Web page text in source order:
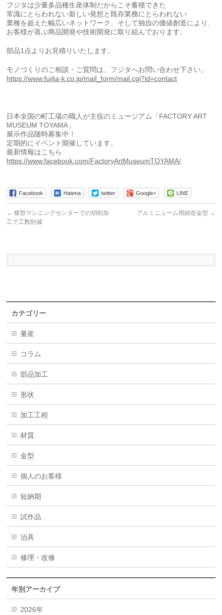
フジタは少量多品種生産体制だからこそ蓄積できた
常識にとらわれない新しい発想と既存業務にとらわれない
業種を超えた幅広いネットワーク、そして独自の価値創造により、
お客様が喜ぶ商品開発や技術開発に取り組んでおります。
部品1点よりお見積りいたします。
モノづくりのご相談・ご質問は、フジタへお問い合わせ下さい。
https://www.fujita-k.co.jp/mail_form/mail.cgi?id=contact
日本全国の町工場の職人が主役のミュージアム「FACTORY ART
MUSEUM TOYAMA」
展示作品随時募集中！
定期的にイベント開催しています。
最新情報はこちら
https://www.facebook.com/FactoryArtMuseumTOYAMA/
Facebook Hatena twitter Google+ LINE
← 横型マシニングセンターでの切削加
工で工数削減
アルミニューム用鋳造金型 →
カテゴリー
量産
コラム
部品加工
形状
加工工程
材質
金型
個人のお客様
短納期
試作品
治具
修理・改修
年別アーカイブ
2026年